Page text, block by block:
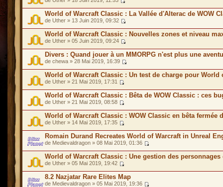
World of Warcraft Classic : La Vallée d'Alterac de WOW
de Uther » 13 Juin 2019, 09:32
World of Warcraft Classic : Nouvelles zones et niveau
de Uther » 05 Juin 2019, 09:24
Divers : Quand jouer à un MMORPG n'est plus une
de chewa » 28 Mai 2019, 16:39
World of Warcraft Classic : Un test de charge pour World
de Uther » 21 Mai 2019, 17:31
World of Warcraft Classic : Bêta de WOW Classic : ces
de Uther » 21 Mai 2019, 08:58
World of Warcraft Classic : WOW Classic en bêta
de Uther » 14 Mai 2019, 17:35
Romain Durand Recreates World of Warcraft in Unreal
de Medievaldragon » 08 Mai 2019, 01:36
World of Warcraft Classic : Une gestion des
de Uther » 05 Mai 2019, 19:42
8.2 Nazjatar Rare Elites Map
de Medievaldragon » 05 Mai 2019, 19:36